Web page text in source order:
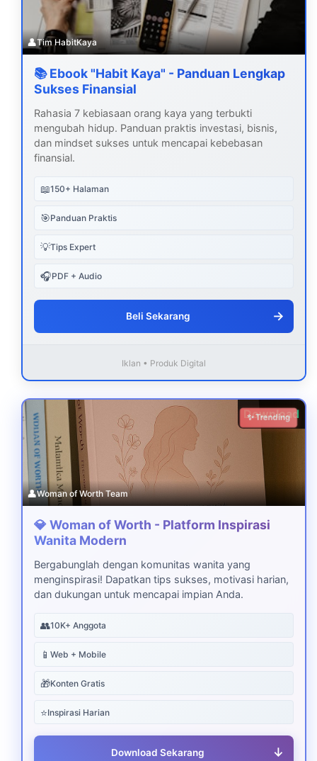
👤Tim HabitKaya
📚 Ebook "Habit Kaya" - Panduan Lengkap
Sukses Finansial
Rahasia 7 kebiasaan orang kaya yang terbukti
mengubah hidup. Panduan praktis investasi, bisnis,
dan mindset sukses untuk mencapai kebebasan
finansial.
📖150+ Halaman
🎯Panduan Praktis
💡Tips Expert
🎧PDF + Audio
Beli Sekarang →
Iklan • Produk Digital
Download
✨ Trending
👤Woman of Worth Team
💎 Woman of Worth - Platform Inspirasi
Wanita Modern
Bergabunglah dengan komunitas wanita yang
menginspirasi! Dapatkan tips sukses, motivasi harian,
dan dukungan untuk mencapai impian Anda.
👥10K+ Anggota
📱 Web + Mobile
🎁Konten Gratis
⭐Inspirasi Harian
Download Sekarang ↓